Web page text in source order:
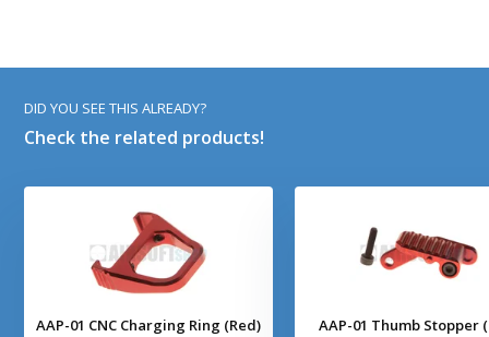
DID YOU SEE THIS ALREADY?
Check the related products!
AAP-01 CNC Charging Ring (Red) AAP-01 Thumb Stopper